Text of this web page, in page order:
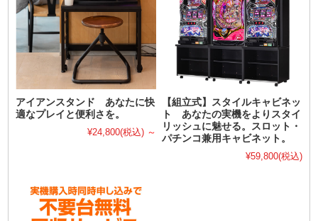
アイアンスタンド あなたに快
適なプレイと便利さを。
¥24,800(税込) ～
【組立式】スタイルキャビネッ
ト あなたの実機をよりスタイ
リッシュに魅せる。スロット・
パチンコ兼用キャビネット。
¥59,800(税込)